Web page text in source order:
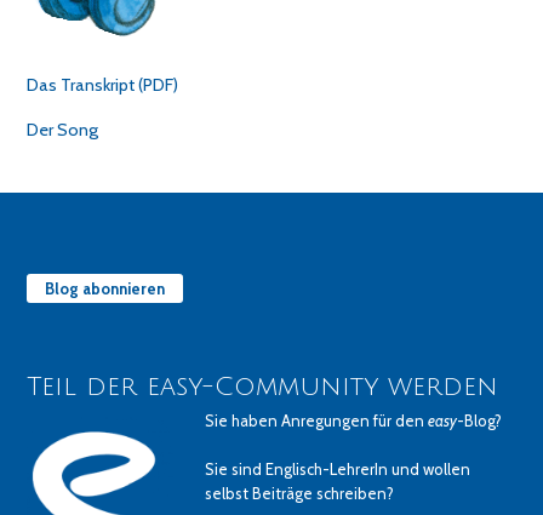
Das Transkript (PDF)
Der Song
Blog abonnieren
Teil der easy-Community werden
Sie haben Anregungen für deneasy-Blog?
Sie sind Englisch-LehrerIn und wollen
selbst Beiträge schreiben?